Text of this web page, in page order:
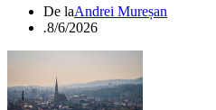
De laAndrei Mureșan
.8/6/2026